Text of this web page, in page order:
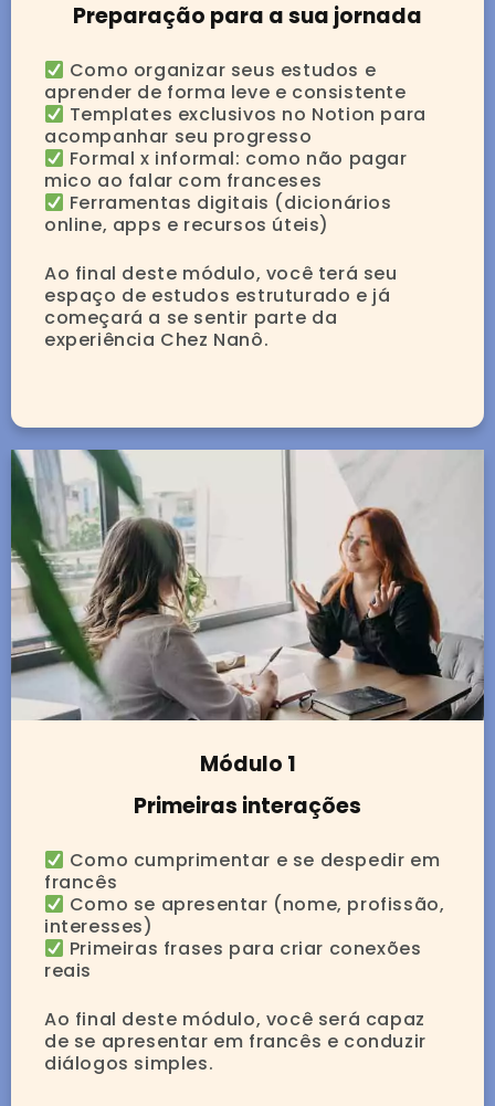
Preparação para a sua jornada
Como organizar seus estudos e
aprender de forma leve e consistente
Templates exclusivos no Notion para
acompanhar seu progresso
Formal x informal: como não pagar
mico ao falar com franceses
Ferramentas digitais (dicionários
online, apps e recursos úteis)
Ao final deste módulo, você terá seu
espaço de estudos estruturado e já
começará a se sentir parte da
experiência Chez Nanô.
Módulo 1
Primeiras interações
Como cumprimentar e se despedir em
francês
Como se apresentar (nome, profissão,
interesses)
Primeiras frases para criar conexões
reais
Ao final deste módulo, você será capaz
de se apresentar em francês e conduzir
diálogos simples.